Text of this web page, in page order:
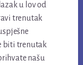
u lov od
trenutak
biti trenutak
našu